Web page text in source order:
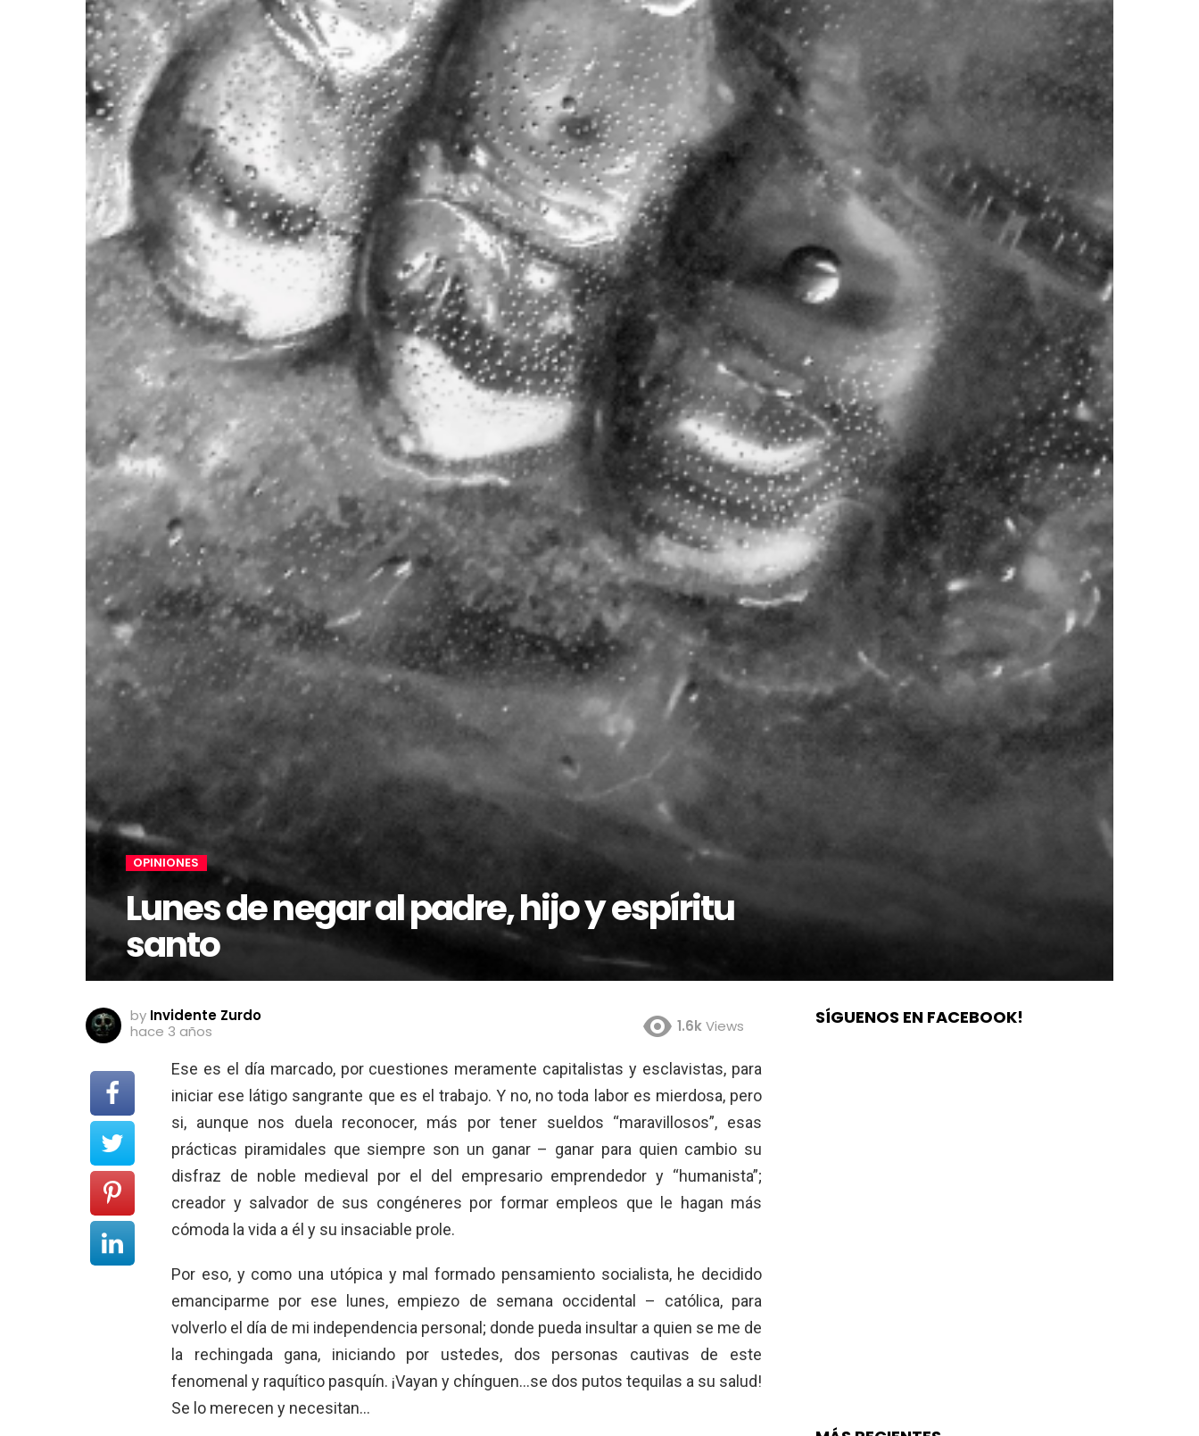
OPINIONES
Lunes de negar al padre, hijo y espíritu
santo
by Invidente Zurdo
hace 3 años
1.6kViews
Ese es el día marcado, por cuestiones meramente capitalistas y esclavistas, para
iniciar ese látigo sangrante que es el trabajo. Y no, no toda labor es mierdosa, pero
si, aunque nos duela reconocer, más por tener sueldos “maravillosos”, esas
prácticas piramidales que siempre son un ganar – ganar para quien cambio su
disfraz de noble medieval por el del empresario emprendedor y “humanista”;
creador y salvador de sus congéneres por formar empleos que le hagan más
cómoda la vida a él y su insaciable prole.
Por eso, y como una utópica y mal formado pensamiento socialista, he decidido
emanciparme por ese lunes, empiezo de semana occidental – católica, para
volverlo el día de mi independencia personal; donde pueda insultar a quien se me de
la rechingada gana, iniciando por ustedes, dos personas cautivas de este
fenomenal y raquítico pasquín. ¡Vayan y chínguen…se dos putos tequilas a su salud!
Se lo merecen y necesitan…
SÍGUENOS EN FACEBOOK!